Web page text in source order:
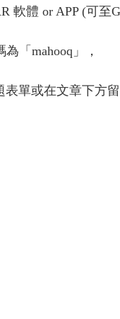
體 or APP (可至
「mahooq」，
單或在文章下方留